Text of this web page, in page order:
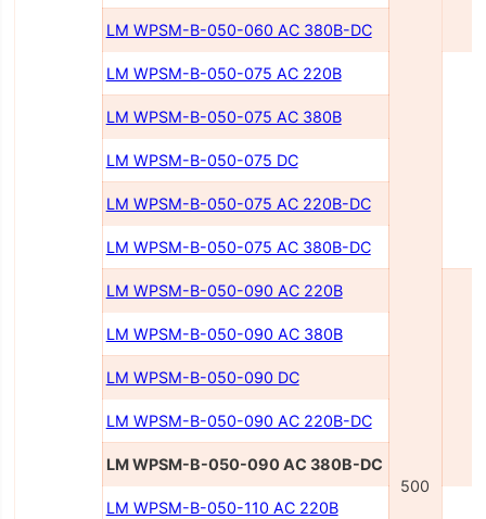
500
LM WPSM-B-050-060 AC 380В-DC
LM WPSM-B-050-075 AC 220В
LM WPSM-B-050-075 AC 380В
LM WPSM-B-050-075 DC
LM WPSM-B-050-075 AC 220В-DC
LM WPSM-B-050-075 AC 380В-DC
LM WPSM-B-050-090 AC 220В
LM WPSM-B-050-090 AC 380В
LM WPSM-B-050-090 DC
LM WPSM-B-050-090 AC 220В-DC
LM WPSM-B-050-090 AC 380В-DC
LM WPSM-B-050-110 AC 220В